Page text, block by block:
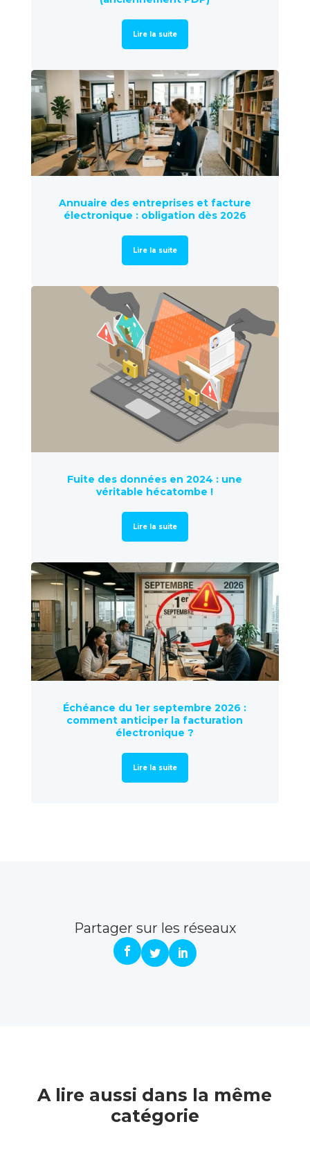
Lire la suite
Annuaire des entreprises et facture
électronique : obligation dès 2026
Lire la suite
Fuite des données en 2024 : une
véritable hécatombe !
Lire la suite
Échéance du 1er septembre 2026 :
comment anticiper la facturation
électronique ?
Lire la suite
Partager sur les réseaux
A lire aussi dans la même
catégorie